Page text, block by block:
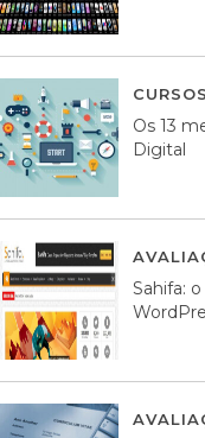
Os 13
Digital
Sahifa: